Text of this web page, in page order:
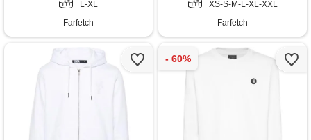
L-XL
Farfetch
XS-S-M-L-XL-XXL
Farfetch